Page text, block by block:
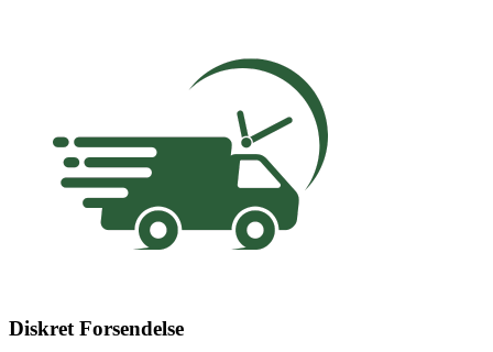
Diskret Forsendelse